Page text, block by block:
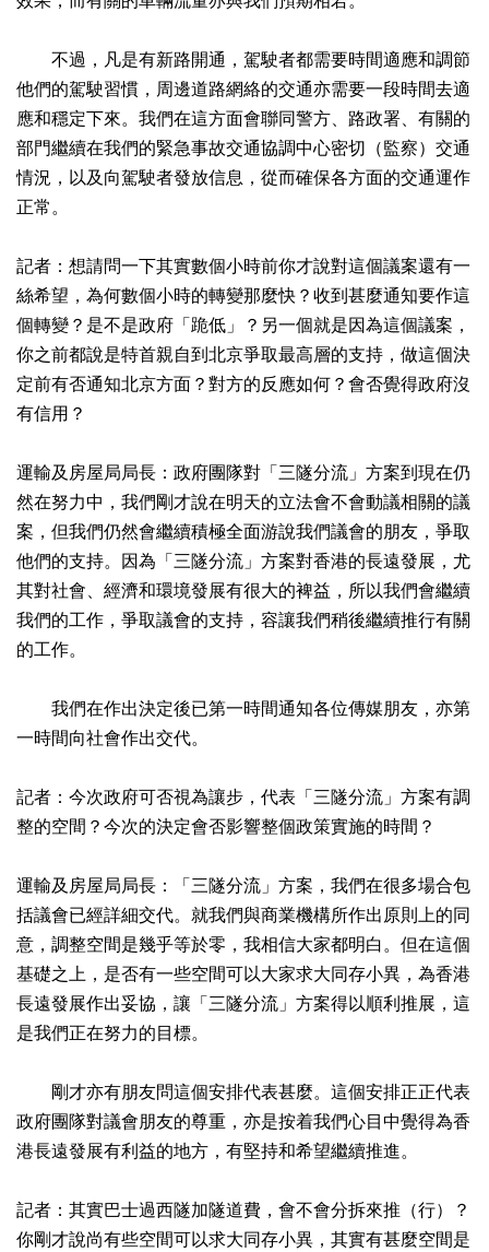
不過，凡是有新路開通，駕駛者都需要時間適應和調節
他們的駕駛習慣，周邊道路網絡的交通亦需要一段時間去適
應和穩定下來。我們在這方面會聯同警方、路政署、有關的
部門繼續在我們的緊急事故交通協調中心密切（監察）交通
情況，以及向駕駛者發放信息，從而確保各方面的交通運作
正常。
記者：想請問一下其實數個小時前你才說對這個議案還有一
絲希望，為何數個小時的轉變那麼快？收到甚麼通知要作這
個轉變？是不是政府「跪低」？另一個就是因為這個議案，
你之前都說是特首親自到北京爭取最高層的支持，做這個決
定前有否通知北京方面？對方的反應如何？會否覺得政府沒
有信用？
運輸及房屋局局長：政府團隊對「三隧分流」方案到現在仍
然在努力中，我們剛才說在明天的立法會不會動議相關的議
案，但我們仍然會繼續積極全面游說我們議會的朋友，爭取
他們的支持。因為「三隧分流」方案對香港的長遠發展，尤
其對社會、經濟和環境發展有很大的裨益，所以我們會繼續
我們的工作，爭取議會的支持，容讓我們稍後繼續推行有關
的工作。
我們在作出決定後已第一時間通知各位傳媒朋友，亦第
一時間向社會作出交代。
記者：今次政府可否視為讓步，代表「三隧分流」方案有調
整的空間？今次的決定會否影響整個政策實施的時間？
運輸及房屋局局長：「三隧分流」方案，我們在很多場合包
括議會已經詳細交代。就我們與商業機構所作出原則上的同
意，調整空間是幾乎等於零，我相信大家都明白。但在這個
基礎之上，是否有一些空間可以大家求大同存小異，為香港
長遠發展作出妥協，讓「三隧分流」方案得以順利推展，這
是我們正在努力的目標。
剛才亦有朋友問這個安排代表甚麼。這個安排正正代表
政府團隊對議會朋友的尊重，亦是按着我們心目中覺得為香
港長遠發展有利益的地方，有堅持和希望繼續推進。
記者：其實巴士過西隧加隧道費，會不會分拆來推（行）？
你剛才說尚有些空間可以求大同存小異，其實有甚麼空間是